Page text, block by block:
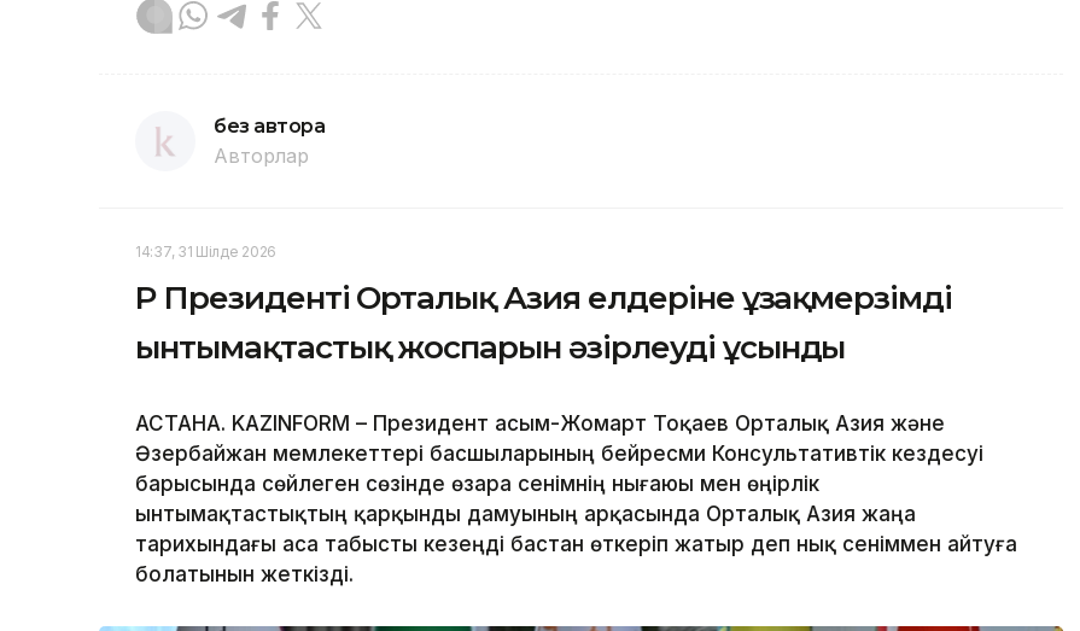
без автора
Авторлар
14:37, 31 Шілде 2026
ҚР Президенті Орталық Азия елдеріне ұзақмерзімді
ынтымақтастық жоспарын әзірлеуді ұсынды
АСТАНА. KAZINFORM – Президент Қасым-Жомарт Тоқаев Орталық Азия және
Әзербайжан мемлекеттері басшыларының бейресми Консультативтік кездесуі
барысында сөйлеген сөзінде өзара сенімнің нығаюы мен өңірлік
ынтымақтастықтың қарқынды дамуының арқасында Орталық Азия жаңа
тарихындағы аса табысты кезеңді бастан өткеріп жатыр деп нық сеніммен айтуға
болатынын жеткізді.